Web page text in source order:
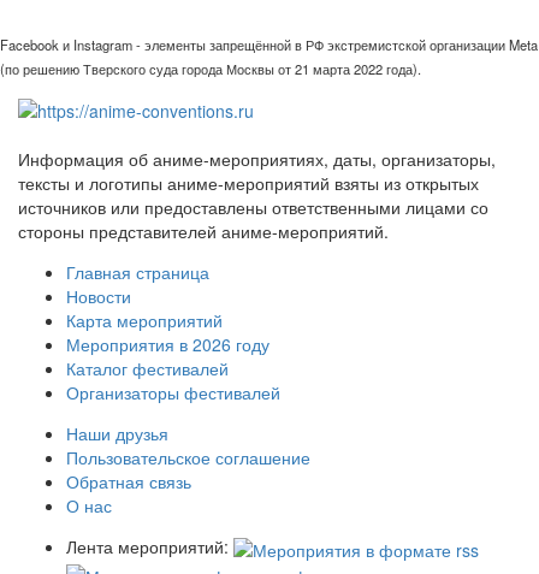
Facebook и Instagram - элементы запрещённой в РФ экстремистской организации Meta
(по решению Тверского суда города Москвы от 21 марта 2022 года).
Информация об аниме-мероприятиях, даты, организаторы,
тексты и логотипы аниме-мероприятий взяты из открытых
источников или предоставлены ответственными лицами со
стороны представителей аниме-мероприятий.
Главная страница
Новости
Карта мероприятий
Мероприятия в 2026 году
Каталог фестивалей
Организаторы фестивалей
Наши друзья
Пользовательское соглашение
Обратная связь
О нас
Лента мероприятий: